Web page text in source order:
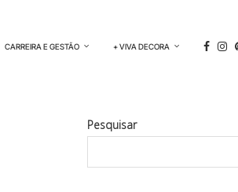
CARREIRA E GESTÃO + VIVA DECORA
Pesquisar